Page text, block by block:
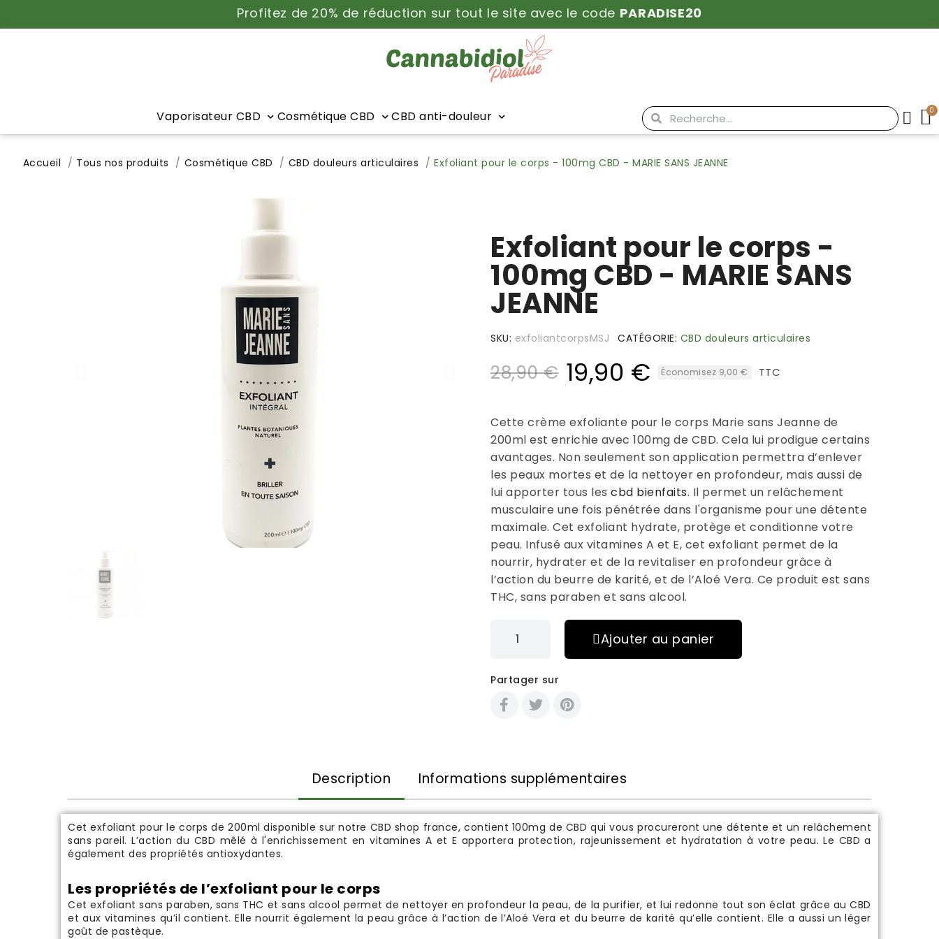
Profitez de 20% de réduction sur tout le site avec le code PARADISE20
Vaporisateur CBD Cosmétique CBD CBD anti-douleur
Accueil Tous nos produits Cosmétique CBD CBD douleurs articulaires Exfoliant pour le corps - 100mg CBD - MARIE SANS JEANNE
Exfoliant pour le corps -
100mg CBD - MARIE SANS
JEANNE
SKU exfoliantcorpsMSJ CATÉGORIE CBD douleurs articulaires
28,90 € 19,90 € Économisez 9,00 € TTC
Cette crème exfoliante pour le corps Marie sans Jeanne de
200ml est enrichie avec 100mg de CBD. Cela lui prodigue certains
avantages. Non seulement son application permettra d’enlever
les peaux mortes et de la nettoyer en profondeur, mais aussi de
lui apporter tous les cbd bienfaits. Il permet un relâchement
musculaire une fois pénétrée dans l'organisme pour une détente
maximale. Cet exfoliant hydrate, protège et conditionne votre
peau. Infusé aux vitamines A et E, cet exfoliant permet de la
nourrir, hydrater et de la revitaliser en profondeur grâce à
l’action du beurre de karité, et de l’Aloé Vera. Ce produit est sans
THC, sans paraben et sans alcool.
Ajouter au panier
Partager sur
Description Informations supplémentaires
Cet exfoliant pour le corps de 200ml disponible sur notre CBD shop france, contient 100mg de CBD qui vous procureront une détente et un relâchement
sans pareil. L’action du CBD mêlé à l'enrichissement en vitamines A et E apportera protection, rajeunissement et hydratation à votre peau. Le CBD a
également des propriétés antioxydantes.
Les propriétés de l’exfoliant pour le corps
Cet exfoliant sans paraben, sans THC et sans alcool permet de nettoyer en profondeur la peau, de la purifier, et lui redonne tout son éclat grâce au CBD
et aux vitamines qu’il contient. Elle nourrit également la peau grâce à l’action de l’Aloé Vera et du beurre de karité qu’elle contient. Elle a aussi un léger
goût de pastèque.